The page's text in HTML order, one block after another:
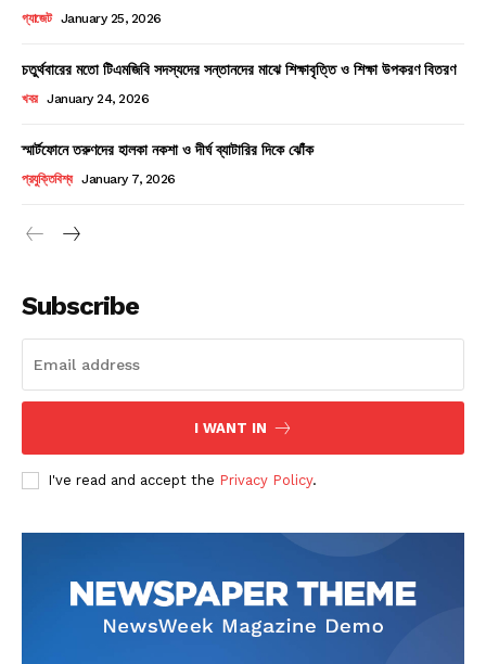
Company
About
Subscription Plans
My account
গ্যাজেট January 25, 2026
চতুর্থবারের মতো টিএমজিবি সদস্যদের সন্তানদের মাঝে শিক্ষাবৃত্তি ও শিক্ষা উপকরণ বিতরণ
খবর January 24, 2026
স্মার্টফোনে তরুণদের হালকা নকশা ও দীর্ঘ ব্যাটারির দিকে ঝোঁক
প্রযুক্তিবিশ্ব January 7, 2026
Subscribe
I WANT IN
I've read and accept the Privacy Policy.